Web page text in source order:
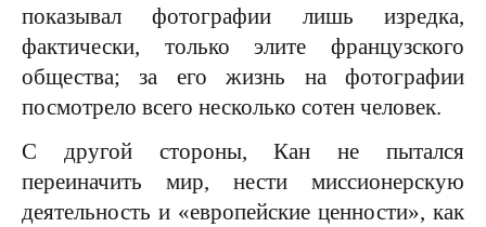
показывал фотографии лишь изредка,
фактически, только элите французского
общества; за его жизнь на фотографии
посмотрело всего несколько сотен человек.
С другой стороны, Кан не пытался
переиначить мир, нести миссионерскую
деятельность и «европейские ценности», как